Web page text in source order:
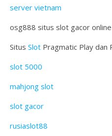
server vietnam
osg888 situs slot gacor online
Situs Slot Pragmatic Play dan
slot 5000
mahjong slot
slot gacor
rusiaslot88